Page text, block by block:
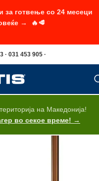
· 031 453 905 ·
на Македонија!
во секое време! →
готвење со 24 месеци
→ 🔥🥩